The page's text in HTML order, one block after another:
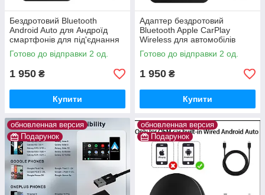
Бездротовий Bluetooth
Android Auto для Андроїд
смартфонів для під'єднання
до автомагнітол USB Wireless
Adapter
Готово до відправки 2 од.
1 950 ₴
Купити
Адаптер бездротовий
Bluetooth Apple CarPlay
Wireless для автомобілів
Готово до відправки 2 од.
1 950 ₴
Купити
обновленная версия
Подарунок
обновленная версия
Подарунок